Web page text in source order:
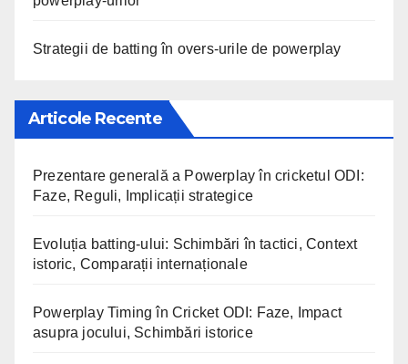
Strategii de batting în overs-urile de powerplay
Articole Recente
Prezentare generală a Powerplay în cricketul ODI:
Faze, Reguli, Implicații strategice
Evoluția batting-ului: Schimbări în tactici, Context
istoric, Comparații internaționale
Powerplay Timing în Cricket ODI: Faze, Impact
asupra jocului, Schimbări istorice